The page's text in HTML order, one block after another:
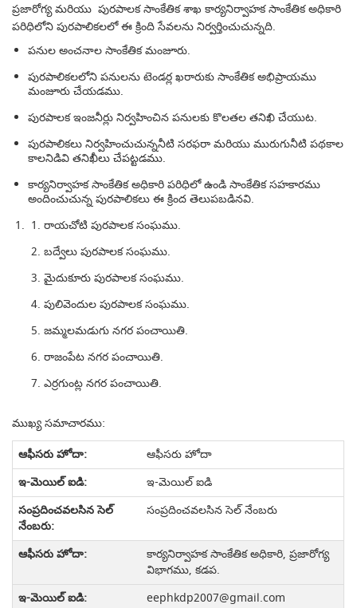
ప్రజారోగ్య మరియు పురపాలక సాంకేతిక శాఖ కార్యనిర్వాహక సాంకేతిక అధికారి
పరిధిలోని పురపాలికలలో ఈ క్రింది సేవలను నిర్వర్తించుచున్నది.
పనుల అంచనాల సాంకేతిక మంజూరు.
పురపాలికలలోని పనులను టెండర్ల ఖరారుకు సాంకేతిక అభిప్రాయము
మంజూరు చేయడము.
పురపాలక ఇంజనీర్లు నిర్వహించిన పనులకు కొలతల తనిఖి చేయుట.
పురపాలికలు నిర్వహించుచున్ననీటి సరఫరా మరియు మురుగునీటి పథకాల
కాలనిడివి తనిఖీలు చేపట్టడము.
కార్యనిర్వాహక సాంకేతిక అధికారి పరిధిలో ఉండి సాంకేతిక సహకారము
అందించుచున్న పురపాలికలు ఈ క్రింద తెలుపబడినవి.
రాయచోటి పురపాలక సంఘము.
బద్వేలు పురపాలక సంఘము.
మైదుకూరు పురపాలక సంఘము.
పులివెందుల పురపాలక సంఘము.
జమ్మలమడుగు నగర పంచాయితి.
రాజంపేట నగర పంచాయితి.
ఎర్రగుంట్ల నగర పంచాయితి.
ముఖ్య సమాచారము:
ఆఫీసరు హోదా
ఇ-మెయిల్ ఐడి
సంప్రదించవలసిన సెల్ నేంబరు
కార్యనిర్వాహక సాంకేతిక అధికారి, ప్రజారోగ్య
విభాగము, కడప.
eephkdp2007@gmail.com